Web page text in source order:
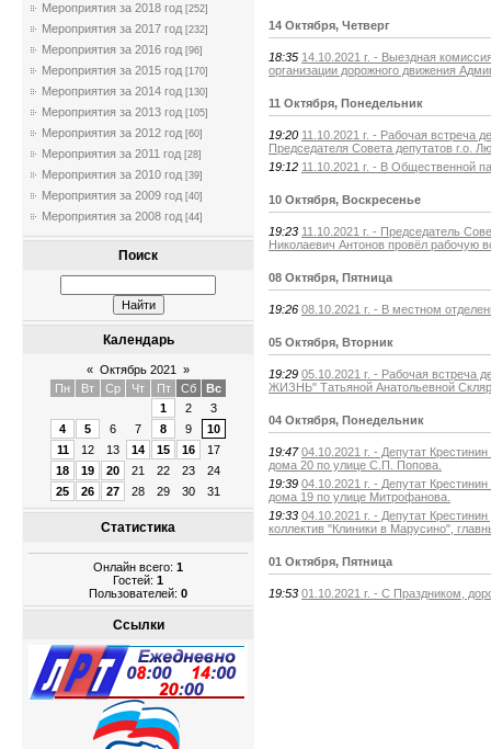
Мероприятия за 2018 год [252]
Мероприятия за 2017 год [232]
Мероприятия за 2016 год [96]
Мероприятия за 2015 год [170]
Мероприятия за 2014 год [130]
Мероприятия за 2013 год [105]
Мероприятия за 2012 год [60]
Мероприятия за 2011 год [28]
Мероприятия за 2010 год [39]
Мероприятия за 2009 год [40]
Мероприятия за 2008 год [44]
Поиск
Календарь
« Октябрь 2021
»
Пн
Вт Ср Чт Пт Сб
Вс
1
2
3
4
5 6 7 8 9
10
11
12 13 14 15 16
17
18
19 20 21 22 23
24
25
26 27 28 29 30 31
Статистика
Онлайн всего: 1
Гостей: 1
Пользователей: 0
Ссылки
14 Октября, Четверг
18:35 14.10.2021 г. - Выездная
организации дорожного движения
11 Октября, Понедельник
19:20 11.10.2021 г. - Рабочая встреча
Председателя Совета депутатов г.о.
19:12 11.10.2021 г. - В Общественной
10 Октября, Воскресенье
19:23 11.10.2021 г. - Председатель
Николаевич Антонов провёл рабочую
08 Октября, Пятница
19:26 08.10.2021 г. - В местном
05 Октября, Вторник
19:29 05.10.2021 г. - Рабочая
ЖИЗНЬ" Татьяной Анатольевной
04 Октября, Понедельник
19:47 04.10.2021 г. - Депутат
дома 20 по улице С.П. Попова.
19:39 04.10.2021 г. - Депутат
дома 19 по улице Митрофанова.
19:33 04.10.2021 г. - Депутат
коллектив "Клиники в Марусино",
01 Октября, Пятница
19:53 01.10.2021 г. - С Праздником,